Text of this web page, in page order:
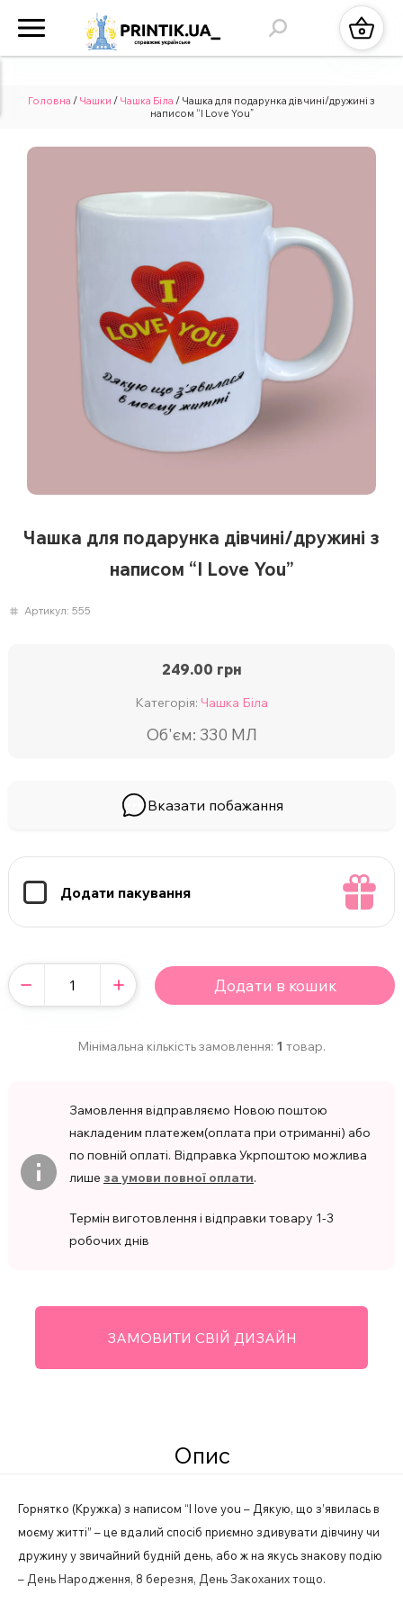
Головна / Чашки / Чашка Біла / Чашка для подарунка дівчині/дружині з
написом “I Love You”
Чашка для подарунка дівчині/дружині з
написом “I Love You”
Артикул: 555
249.00 грн
Категорія: Чашка Біла
Об'єм: 330 МЛ
Вказати побажання
Додати пакування
Додати в кошик
Мінімальна кількість замовлення: 1 товар.
Замовлення відправляємо Новою поштою
накладеним платежем(оплата при отриманні) або
по повній оплаті. Відправка Укрпоштою можлива
лише за умови повної оплати.
Термін виготовлення і відправки товару 1-3
робочих днів
ЗАМОВИТИ СВІЙ ДИЗАЙН
Опис
Горнятко (Кружка) з написом “I love you – Дякую, що з’явилась в
моєму житті” – це вдалий спосіб приємно здивувати дівчину чи
дружину у звичайний будній день, або ж на якусь знакову подію
– День Народження, 8 березня, День Закоханих тощо.